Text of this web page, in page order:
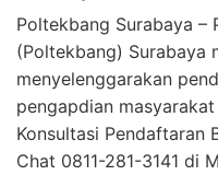
Poltekbang Surabaya –
(Poltekbang) Surabaya
menyelenggarakan
pengapdian
Konsultasi Pendaftaran
Chat 0811-281-3141 di